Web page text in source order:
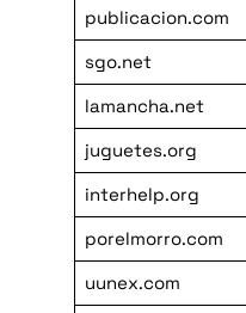
publicacion.com
sgo.net
lamancha.net
juguetes.org
interhelp.org
porelmorro.com
uunex.com